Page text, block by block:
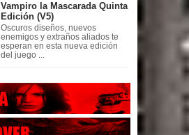
Vampiro la Mascarada Quinta
Edición (V5)
Oscuros diseños, nuevos
enemigos y extraños aliados te
esperan en esta nueva edición
del juego ...